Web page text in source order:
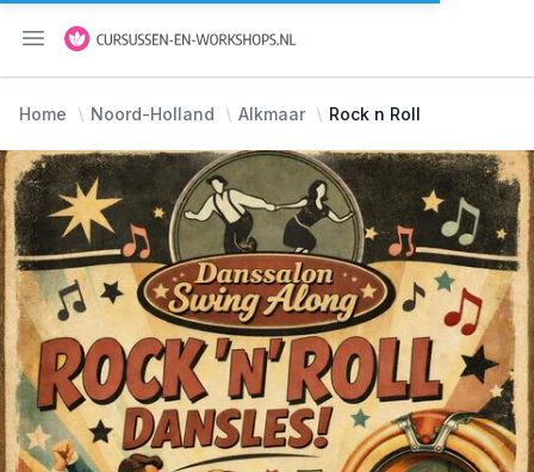
Menu openen
Home Noord-Holland Alkmaar Rock n Roll